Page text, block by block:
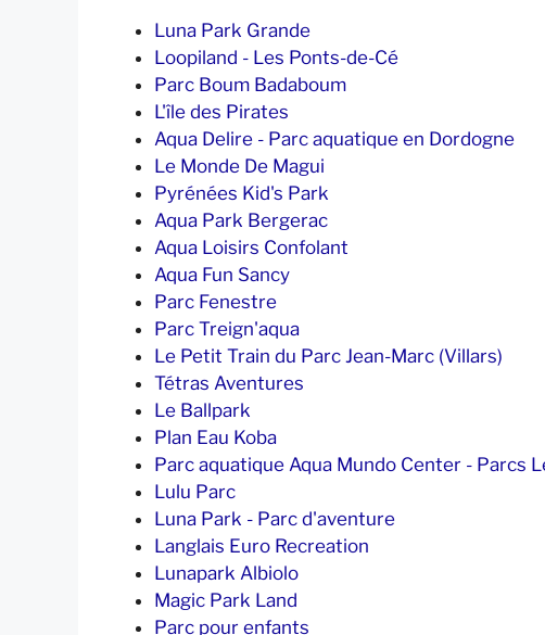
Luna Park Grande
Loopiland - Les Ponts-de-Cé
Parc Boum Badaboum
L'île des Pirates
Aqua Delire - Parc aquatique en Dordogne
Le Monde De Magui
Pyrénées Kid's Park
Aqua Park Bergerac
Aqua Loisirs Confolant
Aqua Fun Sancy
Parc Fenestre
Parc Treign'aqua
Le Petit Train du Parc Jean-Marc (Villars)
Tétras Aventures
Le Ballpark
Plan Eau Koba
Parc aquatique Aqua Mundo Center - Parcs
Lulu Parc
Luna Park - Parc d'aventure
Langlais Euro Recreation
Lunapark Albiolo
Magic Park Land
Parc pour enfants